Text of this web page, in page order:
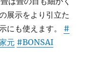
展示をより引立た
にも使えます。 #
元 #BONSAI